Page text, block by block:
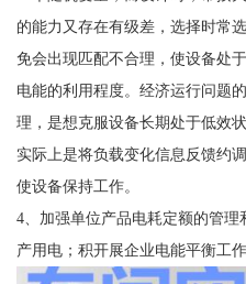
的能力又存在有级差，选择时常
免会出现匹配不合理，使设备处
电能的利用程度。经济运行问题
理，是想克服设备长期处于低效
实际上是将负载变化信息反馈约
使设备保持工作。
4、加强单位产品电耗定额的管
产用电；积开展企业电能平衡工作